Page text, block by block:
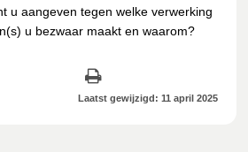
u aangeven tegen welke verwerking
u bezwaar maakt en waarom?
Laatst gewijzigd: 11 april 2025